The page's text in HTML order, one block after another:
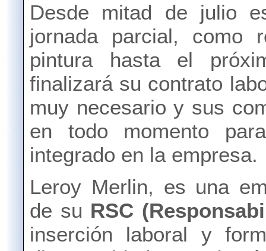
Desde mitad de julio
jornada parcial, como
pintura hasta el
finalizará su contrato
muy necesario y sus
en todo momento
integrado en la empresa.
Leroy Merlin, es una
de su RSC
inserción laboral y